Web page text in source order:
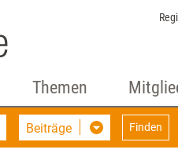
Themen
Beiträge Finden